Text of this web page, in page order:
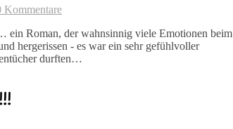
Kommentare
Roman, der wahnsinnig viele Emotionen beim
hergerissen - es war ein sehr gefühlvoller
durften…